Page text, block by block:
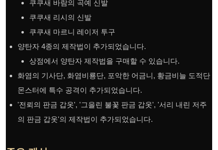
쿠쿠새 바람의 곡예 신발
쿠쿠새 리시의 신발
쿠쿠새 마르니 레이저 투구
양탄자 4종의 제작법이 추가되었습니다.
상점에서 양탄자 제작법을 구매할 수 있습니다.
화염의 기사단, 화염비룡단, 포악한 어금니, 황금비늘 도적단
몬스터에 특수 공격이 추가되었습니다.
'전뢰의 판금 갑옷', '그을린 불꽃 판금 갑옷', '서리 내린 저주
의 판금 갑옷'의 제작법이 추가되었습니다.